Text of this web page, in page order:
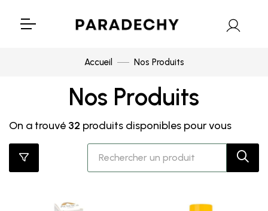
Accueil Nos Produits
Nos Produits
On a trouvé 32 produits disponibles pour vous